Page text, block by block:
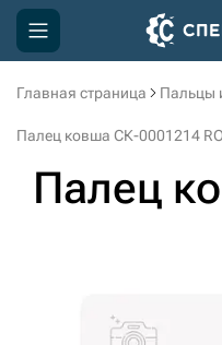
Главная страница Пальцы
Палец ковша СК-0001214
Палец
Компания
Доставка и оплата
3D тур по производству